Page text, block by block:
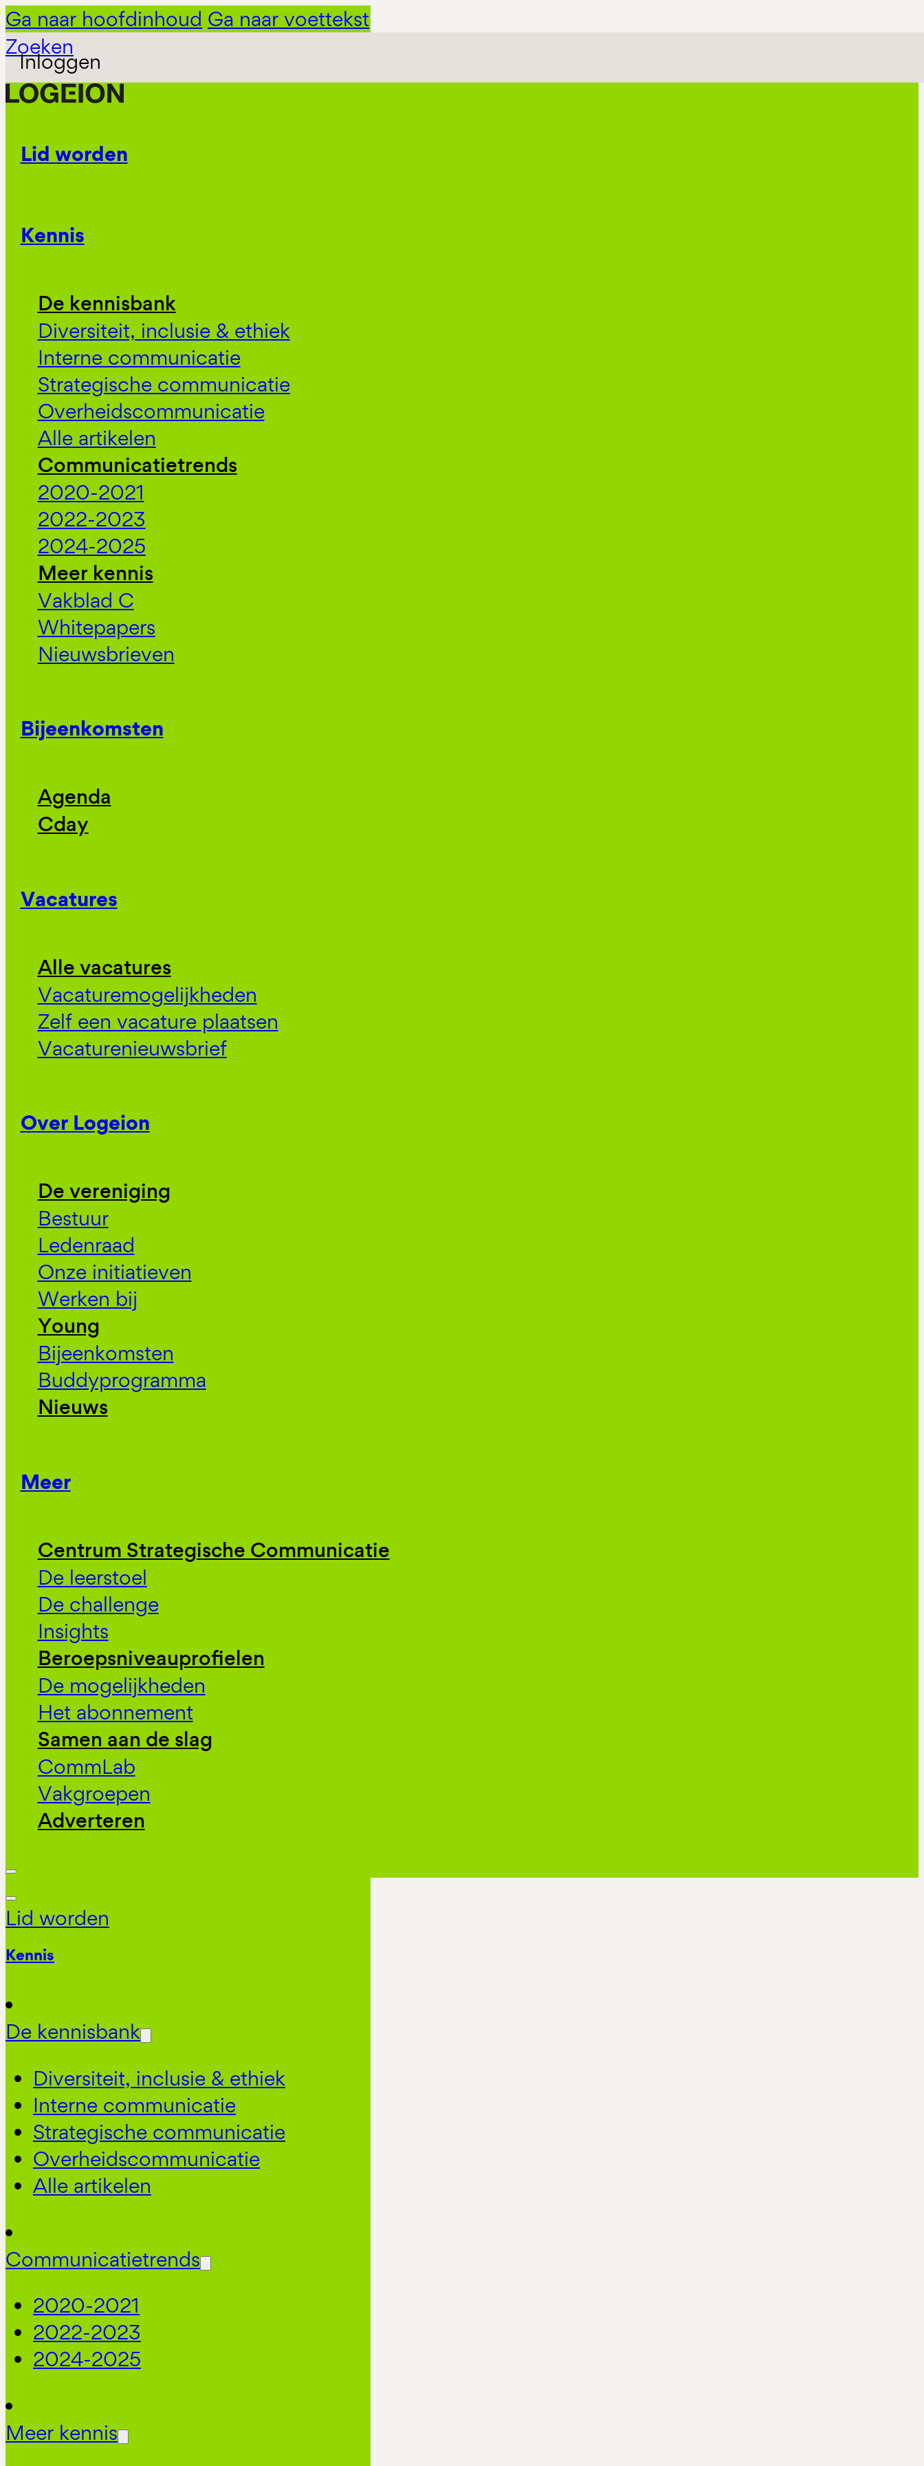
Ga naar hoofdinhoud Ga naar voettekst
Zoeken
Inloggen
Lid worden
Kennis
De kennisbank
Diversiteit, inclusie & ethiek
Interne communicatie
Strategische communicatie
Overheidscommunicatie
Alle artikelen
Communicatietrends
2020-2021
2022-2023
2024-2025
Meer kennis
Vakblad C
Whitepapers
Nieuwsbrieven
Bijeenkomsten
Agenda
Cday
Vacatures
Alle vacatures
Vacaturemogelijkheden
Zelf een vacature plaatsen
Vacaturenieuwsbrief
Over Logeion
De vereniging
Bestuur
Ledenraad
Onze initiatieven
Werken bij
Young
Bijeenkomsten
Buddyprogramma
Nieuws
Meer
Centrum Strategische Communicatie
De leerstoel
De challenge
Insights
Beroepsniveauprofielen
De mogelijkheden
Het abonnement
Samen aan de slag
CommLab
Vakgroepen
Adverteren
Lid worden
Kennis
De kennisbank
Diversiteit, inclusie & ethiek
Interne communicatie
Strategische communicatie
Overheidscommunicatie
Alle artikelen
Communicatietrends
2020-2021
2022-2023
2024-2025
Meer kennis